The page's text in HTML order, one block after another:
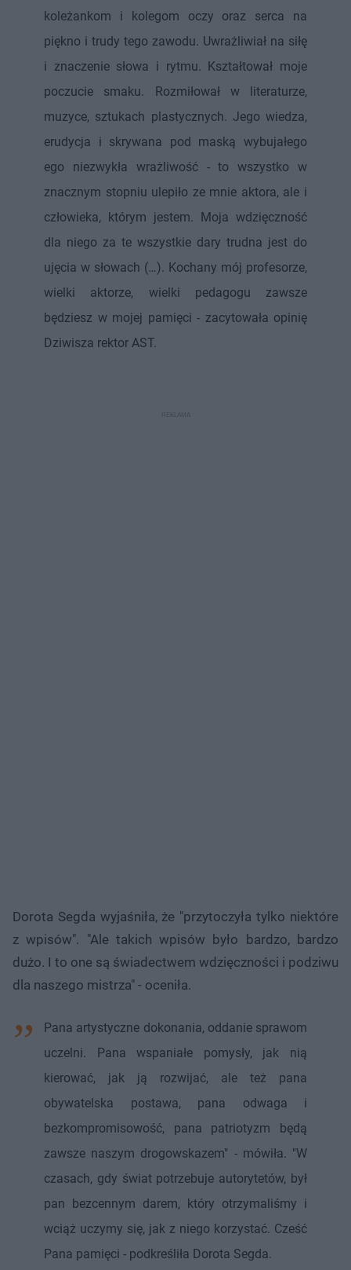
koleżankom i kolegom oczy oraz serca na
piękno i trudy tego zawodu. Uwrażliwiał na siłę
i znaczenie słowa i rytmu. Kształtował moje
poczucie smaku. Rozmiłował w literaturze,
muzyce, sztukach plastycznych. Jego wiedza,
erudycja i skrywana pod maską wybujałego
ego niezwykła wrażliwość - to wszystko w
znacznym stopniu ulepiło ze mnie aktora, ale i
człowieka, którym jestem. Moja wdzięczność
dla niego za te wszystkie dary trudna jest do
ujęcia w słowach (…). Kochany mój profesorze,
wielki aktorze, wielki pedagogu zawsze
będziesz w mojej pamięci - zacytowała opinię
Dziwisza rektor AST.
Dorota Segda wyjaśniła, że "przytoczyła tylko niektóre
z wpisów". "Ale takich wpisów było bardzo, bardzo
dużo. I to one są świadectwem wdzięczności i podziwu
dla naszego mistrza" - oceniła.
Pana artystyczne dokonania, oddanie sprawom
uczelni. Pana wspaniałe pomysły, jak nią
kierować, jak ją rozwijać, ale też pana
obywatelska postawa, pana odwaga i
bezkompromisowość, pana patriotyzm będą
zawsze naszym drogowskazem" - mówiła. "W
czasach, gdy świat potrzebuje autorytetów, był
pan bezcennym darem, który otrzymaliśmy i
wciąż uczymy się, jak z niego korzystać. Cześć
Pana pamięci - podkreśliła Dorota Segda.